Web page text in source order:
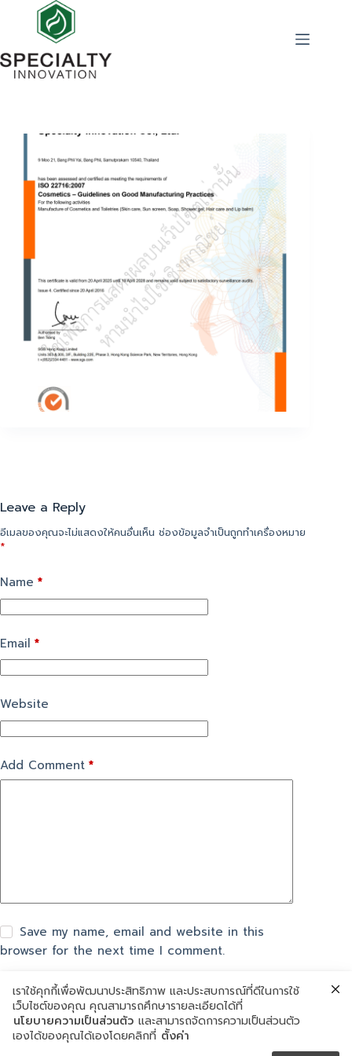
Leave a Reply
อีเมลของคุณจะไม่แสดงให้คนอื่นเห็น ช่องข้อมูลจำเป็นถูกทำเครื่องหมาย
*
Name *
Email *
Website
Add Comment *
Save my name, email and website in this
browser for the next time I comment.
แสดงความเห็น
เราใช้คุกกี้เพื่อพัฒนาประสิทธิภาพ และประสบการณ์ที่ดีในการใช้
เว็บไซต์ของคุณ คุณสามารถศึกษารายละเอียดได้ที่
นโยบายความเป็นส่วนตัว และสามารถจัดการความเป็นส่วนตัว
เองได้ของคุณได้เองโดยคลิกที่ ตั้งค่า